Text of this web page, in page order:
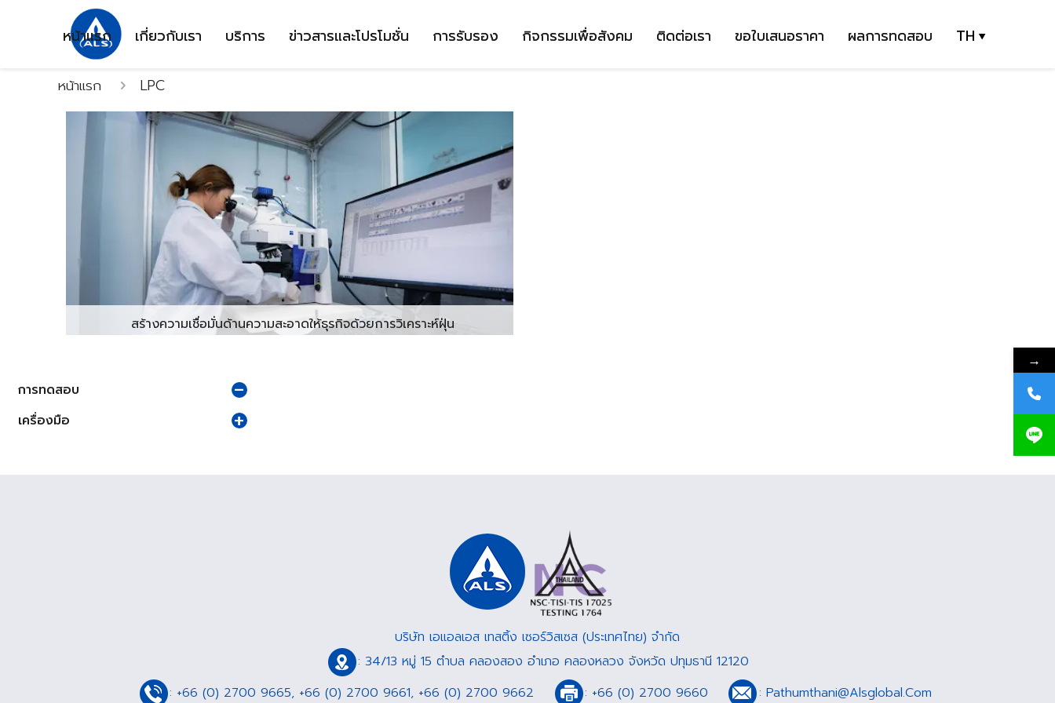
หน้าแรก เกี่ยวกับเรา บริการ ข่าวสารและโปรโมชั่น การรับรอง กิจกรรมเพื่อสังคม ติดต่อเรา ขอใบเสนอราคา ผลการทดสอบ TH
หน้าแรก LPC
สร้างความเชื่อมั่นด้านความสะอาดให้ธุรกิจด้วยการวิเคราะห์ฝุ่น
การทดสอบ
เครื่องมือ
บริษัท เอแอลเอส เทสติ้ง เซอร์วิสเซส (ประเทศไทย) จำกัด
: 34/13 หมู่ 15 ตำบล คลองสอง อำเภอ คลองหลวง จังหวัด ปทุมธานี 12120
: +66 (0) 2700 9665, +66 (0) 2700 9661, +66 (0) 2700 9662 : +66 (0) 2700 9660 : Pathumthani@Alsglobal.Com
→